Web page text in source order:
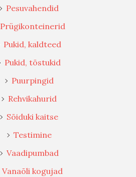
Pesuvahendid
Prügikonteinerid
Pukid, kaldteed
Pukid, tõstukid
Puurpingid
Rehvikahurid
Sõiduki kaitse
Testimine
Vaadipumbad
Vanaõli kogujad